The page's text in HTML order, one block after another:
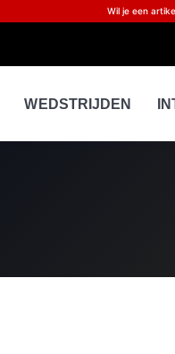
Wil je een
WEDSTRIJDEN